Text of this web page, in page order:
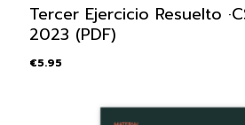
Tercer Ejercicio Resuelto
2023 (PDF)
€5.95